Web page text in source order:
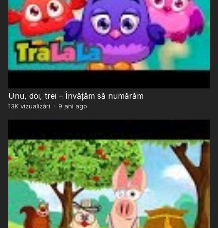
Unu, doi, trei – Învățăm să numărăm
13Kvizualizări · 9 ani ago